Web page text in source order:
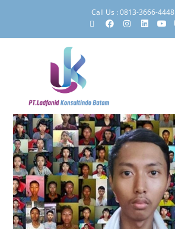
Call Us : 0813-3666-4448